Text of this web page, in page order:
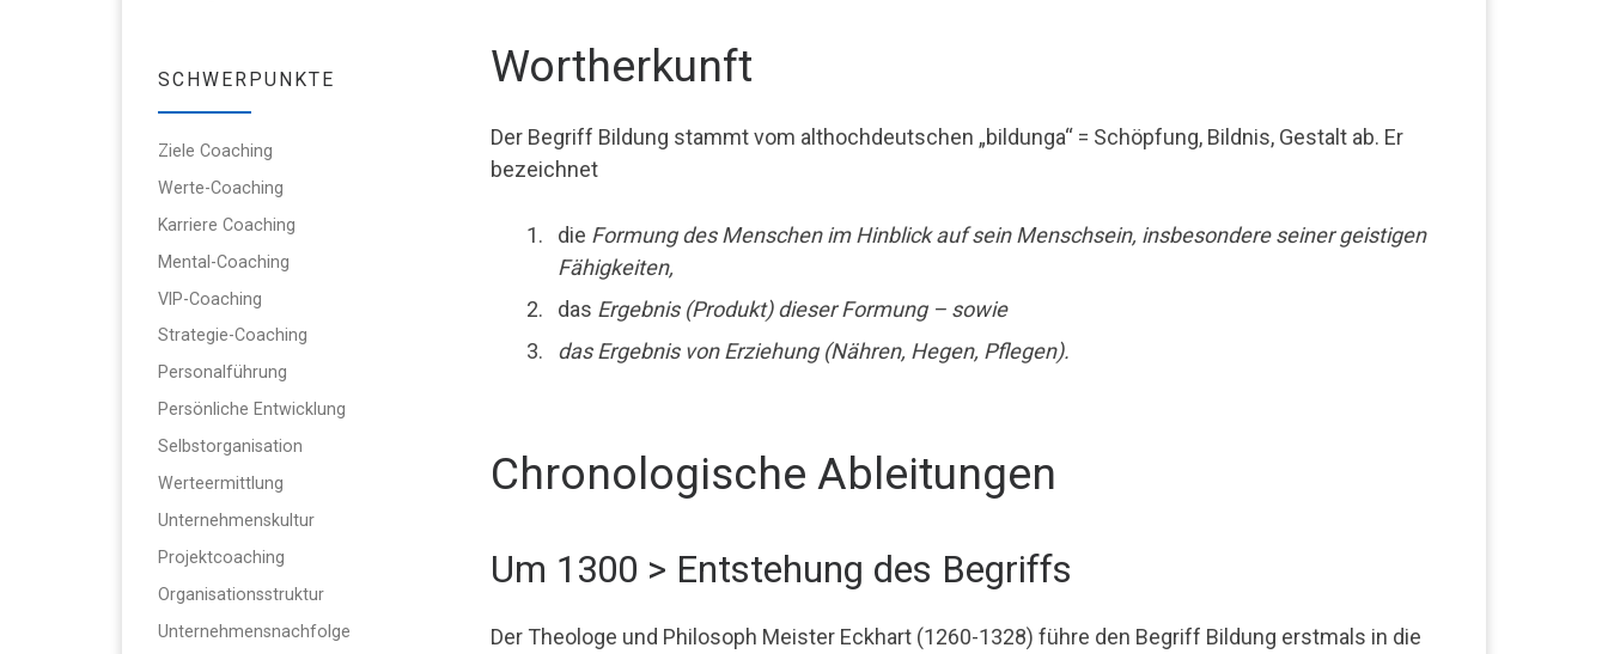
Wortherkunft
Der Begriff Bildung stammt vom althochdeutschen „bildunga“ = Schöpfung, Bildnis, Gestalt ab. Er
bezeichnet
die Formung des Menschen im Hinblick auf sein Menschsein, insbesondere seiner geistigen
Fähigkeiten,
das Ergebnis (Produkt) dieser Formung – sowie
das Ergebnis von Erziehung (Nähren, Hegen, Pflegen).
Chronologische Ableitungen
Um 1300 > Entstehung des Begriffs
Der Theologe und Philosoph Meister Eckhart (1260-1328) führe den Begriff Bildung erstmals in die
SCHWERPUNKTE
Ziele Coaching
Werte-Coaching
Karriere Coaching
Mental-Coaching
VIP-Coaching
Strategie-Coaching
Personalführung
Persönliche Entwicklung
Selbstorganisation
Werteermittlung
Unternehmenskultur
Projektcoaching
Organisationsstruktur
Unternehmensnachfolge